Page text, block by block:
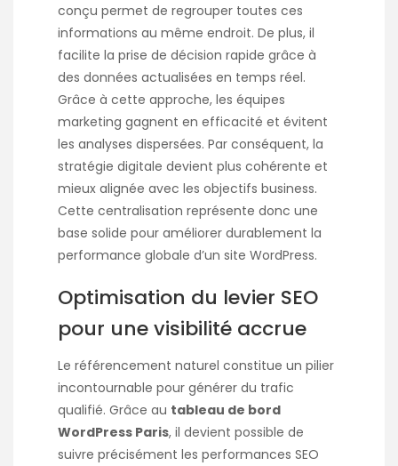
conçu permet de regrouper toutes ces
informations au même endroit. De plus, il
facilite la prise de décision rapide grâce à
des données actualisées en temps réel.
Grâce à cette approche, les équipes
marketing gagnent en efficacité et évitent
les analyses dispersées. Par conséquent, la
stratégie digitale devient plus cohérente et
mieux alignée avec les objectifs business.
Cette centralisation représente donc une
base solide pour améliorer durablement la
performance globale d’un site WordPress.
Optimisation du levier SEO
pour une visibilité accrue
Le référencement naturel constitue un pilier
incontournable pour générer du trafic
qualifié. Grâce au tableau de bord
WordPress Paris, il devient possible de
suivre précisément les performances SEO